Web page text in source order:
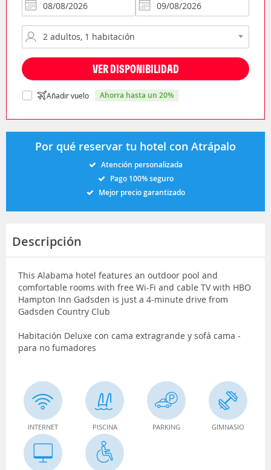
VER DISPONIBILIDAD
Añadir vuelo ahorra hasta un 20%
Por qué reservar tu hotel con Atrápalo
Atención personalizada
Pago 100% seguro
Mejor precio garantizado
Descripción
This Alabama hotel features an outdoor pool and
comfortable rooms with free Wi-Fi and cable TV with HBO
Hampton Inn Gadsden is just a 4-minute drive from
Gadsden Country Club
Habitación Deluxe con cama extragrande y sofá cama -
para no fumadores
INTERNET PISCINA PARKING GIMNASIO